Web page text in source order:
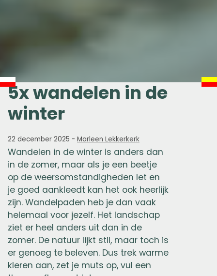
5x wandelen in de
winter
22 december 2025 - Marleen Lekkerkerk
Wandelen in de winter is anders dan
in de zomer, maar als je een beetje
op de weersomstandigheden let en
je goed aankleedt kan het ook heerlijk
zijn. Wandelpaden heb je dan vaak
helemaal voor jezelf. Het landschap
ziet er heel anders uit dan in de
zomer. De natuur lijkt stil, maar toch is
er genoeg te beleven. Dus trek warme
kleren aan, zet je muts op, vul een